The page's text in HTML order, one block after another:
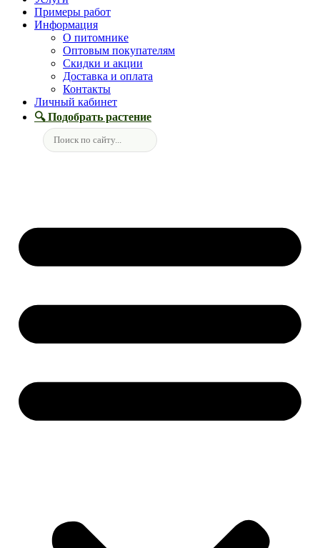
Примеры работ
Информация
О питомнике
Оптовым покупателям
Скидки и акции
Доставка и оплата
Контакты
Личный кабинет
🔍 Подобрать растение